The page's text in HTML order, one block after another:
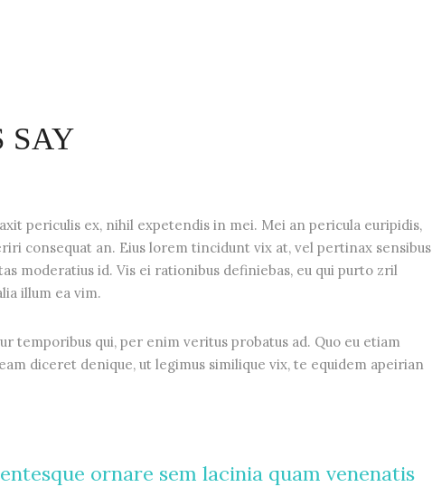
SAY
periculis ex, nihil expetendis in mei. Mei an pericula euripidis,
consequat an. Eius lorem tincidunt vix at, vel pertinax sensibus
moderatius id. Vis ei rationibus definiebas, eu qui purto zril
illum ea vim.
temporibus qui, per enim veritus probatus ad. Quo eu etiam
diceret denique, ut legimus similique vix, te equidem apeirian
ornare sem lacinia quam venenatis